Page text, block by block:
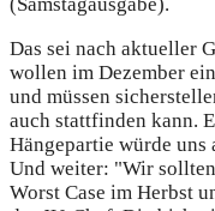
Das sei nach aktueller
wollen im Dezember
und müssen
auch stattfinden kann.
Hängepartie würde
Und weiter: "Wir
Worst Case im Herbst